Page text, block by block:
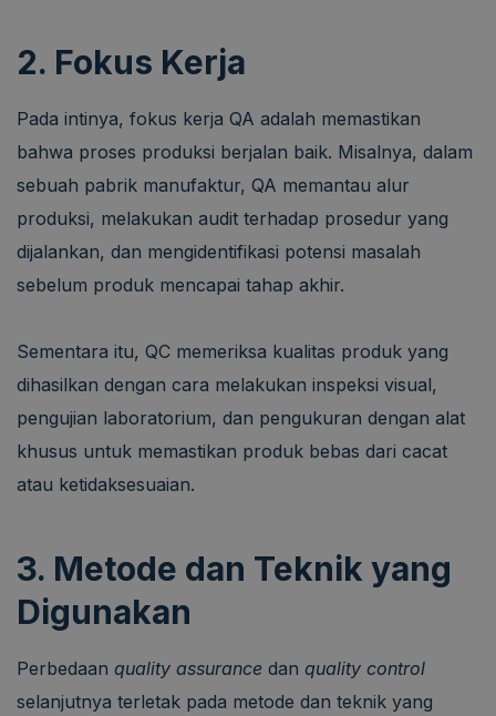
2. Fokus Kerja
Pada intinya, fokus kerja QA adalah memastikan
bahwa proses produksi berjalan baik. Misalnya, dalam
sebuah pabrik manufaktur, QA memantau alur
produksi, melakukan audit terhadap prosedur yang
dijalankan, dan mengidentifikasi potensi masalah
sebelum produk mencapai tahap akhir.
Sementara itu, QC memeriksa kualitas produk yang
dihasilkan dengan cara melakukan inspeksi visual,
pengujian laboratorium, dan pengukuran dengan alat
khusus untuk memastikan produk bebas dari cacat
atau ketidaksesuaian.
3. Metode dan Teknik yang
Digunakan
Perbedaan quality assurance dan quality control
selanjutnya terletak pada metode dan teknik yang